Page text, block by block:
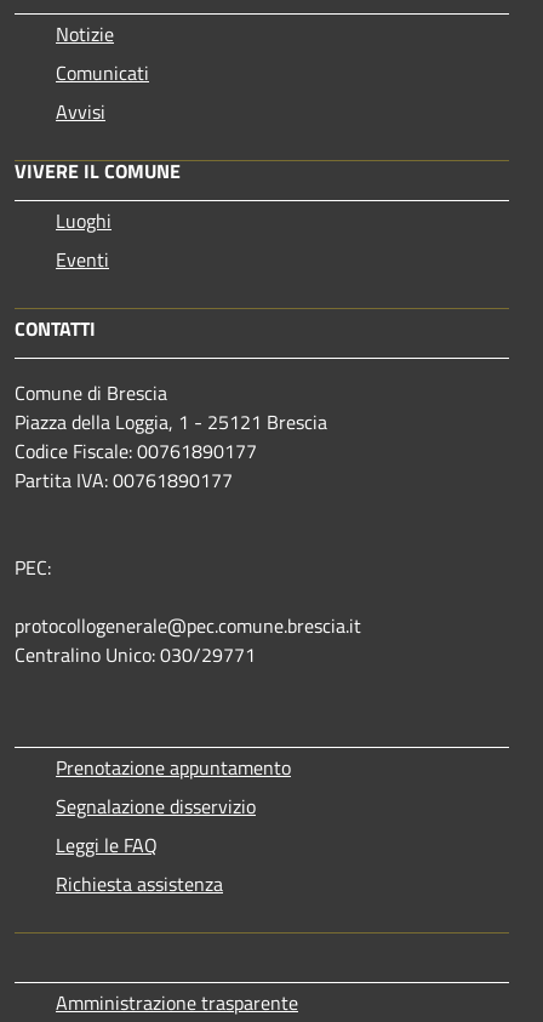
Notizie
Comunicati
Avvisi
VIVERE IL COMUNE
Luoghi
Eventi
CONTATTI
Comune di Brescia
Piazza della Loggia, 1 - 25121 Brescia
Codice Fiscale: 00761890177
Partita IVA: 00761890177
PEC:
protocollogenerale@pec.comune.brescia.it
Centralino Unico: 030/29771
Prenotazione appuntamento
Segnalazione disservizio
Leggi le FAQ
Richiesta assistenza
Amministrazione trasparente